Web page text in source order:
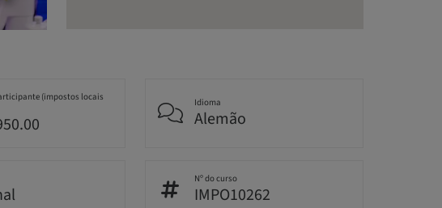
(impostos locais
Idioma
Alemão
Nº do curso
IMPO10262